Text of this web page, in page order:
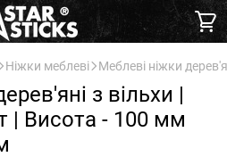
Ніжки меблеві Меблеві ніжки
з вільхи |
| Висота - 100 мм